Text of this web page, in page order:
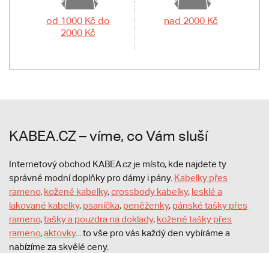
od 1000 Kč do
2000 Kč
nad 2000 Kč
KABEA.CZ – víme, co Vám sluší
Internetový obchod KABEA.cz je místo, kde najdete ty
správné modní doplňky pro dámy i pány. Kabelky přes
rameno, kožené kabelky,crossbody kabelky, lesklé a
lakované kabelky, psaníčka, peněženky, pánské tašky přes
rameno,tašky a pouzdra na doklady, kožené tašky přes
rameno,aktovky... to vše pro vás každý den vybíráme a
nabízíme za skvělé ceny.